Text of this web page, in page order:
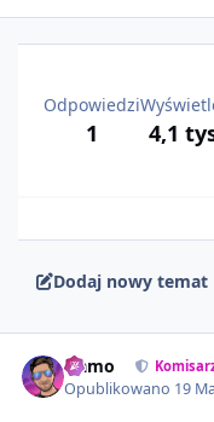
Odpowiedzi
1 4,1
Dodaj nowy temat
Namo
Opublikowano 19